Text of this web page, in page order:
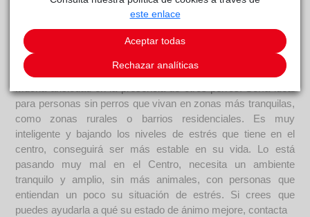
Para quien busque la adopción de un perro Malinois, Nur es
una hembra de 2 años y medio. Es super cariñosa con las
personas y muy tranquila en su presencia. Debido a
circunstancias que desconocemos de su pasado, tiene
para personas sin perros que vivan en zonas más tranquilas,
como zonas rurales o barrios residenciales. Es muy
inteligente y bajando los niveles de estrés que tiene en el
centro, conseguirá ser más estable en su vida. Lo está
pasando muy mal en el Centro, necesita un ambiente
tranquilo y amplio, sin más animales, con personas que
entiendan un poco su situación de estrés. Si crees que
puedes ayudarla a qué su estado de ánimo mejore, contacta
este enlace
Aceptar todas
Rechazar analíticas